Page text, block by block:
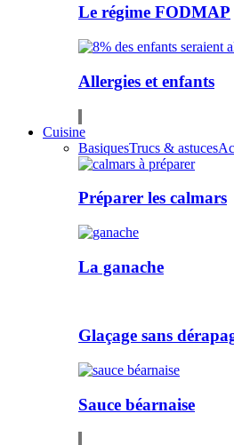
Le régime FODMAP
Allergies et enfants
Cuisine
BasiquesTrucs & astuces
Préparer les calmars
La ganache
Glaçage sans
Sauce béarnaise